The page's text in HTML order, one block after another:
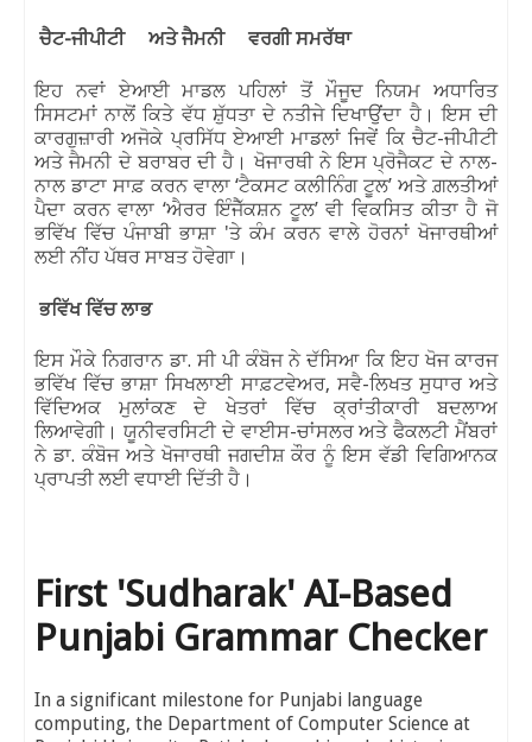
ਚੈਟ-ਜੀਪੀਟੀ ਅਤੇ ਜੈਮਨੀ ਵਰਗੀ ਸਮਰੱਥਾ
ਇਹ ਨਵਾਂ ਏਆਈ ਮਾਡਲ ਪਹਿਲਾਂ ਤੋਂ ਮੌਜੂਦ ਨਿਯਮ ਅਧਾਰਿਤ
ਸਿਸਟਮਾਂ ਨਾਲੋਂ ਕਿਤੇ ਵੱਧ ਸ਼ੁੱਧਤਾ ਦੇ ਨਤੀਜੇ ਦਿਖਾਉਂਦਾ ਹੈ। ਇਸ ਦੀ
ਕਾਰਗੁਜ਼ਾਰੀ ਅਜੋਕੇ ਪ੍ਰਸਿੱਧ ਏਆਈ ਮਾਡਲਾਂ ਜਿਵੇਂ ਕਿ ਚੈਟ-ਜੀਪੀਟੀ
ਅਤੇ ਜੈਮਨੀ ਦੇ ਬਰਾਬਰ ਦੀ ਹੈ। ਖੋਜਾਰਥੀ ਨੇ ਇਸ ਪ੍ਰੋਜੈਕਟ ਦੇ ਨਾਲ-
ਨਾਲ ਡਾਟਾ ਸਾਫ਼ ਕਰਨ ਵਾਲਾ ‘ਟੈਕਸਟ ਕਲੀਨਿੰਗ ਟੂਲ’ ਅਤੇ ਗ਼ਲਤੀਆਂ
ਪੈਦਾ ਕਰਨ ਵਾਲਾ ‘ਐਰਰ ਇੰਜੈੱਕਸ਼ਨ ਟੂਲ’ ਵੀ ਵਿਕਸਿਤ ਕੀਤਾ ਹੈ ਜੋ
ਭਵਿੱਖ ਵਿੱਚ ਪੰਜਾਬੀ ਭਾਸ਼ਾ 'ਤੇ ਕੰਮ ਕਰਨ ਵਾਲੇ ਹੋਰਨਾਂ ਖੋਜਾਰਥੀਆਂ
ਲਈ ਨੀਂਹ ਪੱਥਰ ਸਾਬਤ ਹੋਵੇਗਾ।
ਭਵਿੱਖ ਵਿੱਚ ਲਾਭ
ਇਸ ਮੌਕੇ ਨਿਗਰਾਨ ਡਾ. ਸੀ ਪੀ ਕੰਬੋਜ ਨੇ ਦੱਸਿਆ ਕਿ ਇਹ ਖੋਜ ਕਾਰਜ
ਭਵਿੱਖ ਵਿੱਚ ਭਾਸ਼ਾ ਸਿਖਲਾਈ ਸਾਫ਼ਟਵੇਅਰ, ਸਵੈ-ਲਿਖਤ ਸੁਧਾਰ ਅਤੇ
ਵਿੱਦਿਅਕ ਮੁਲਾਂਕਣ ਦੇ ਖੇਤਰਾਂ ਵਿੱਚ ਕ੍ਰਾਂਤੀਕਾਰੀ ਬਦਲਾਅ
ਲਿਆਵੇਗੀ। ਯੂਨੀਵਰਸਿਟੀ ਦੇ ਵਾਈਸ-ਚਾਂਸਲਰ ਅਤੇ ਫੈਕਲਟੀ ਮੈਂਬਰਾਂ
ਨੇ ਡਾ. ਕੰਬੋਜ ਅਤੇ ਖੋਜਾਰਥੀ ਜਗਦੀਸ਼ ਕੌਰ ਨੂੰ ਇਸ ਵੱਡੀ ਵਿਗਿਆਨਕ
ਪ੍ਰਾਪਤੀ ਲਈ ਵਧਾਈ ਦਿੱਤੀ ਹੈ।
First 'Sudharak' AI-Based
Punjabi Grammar Checker
In a significant milestone for Punjabi language
computing, the Department of Computer Science at